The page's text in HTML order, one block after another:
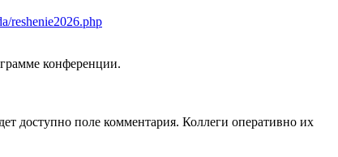
reshenie2026.php
конференции.
доступно поле комментария. Коллеги оперативно их